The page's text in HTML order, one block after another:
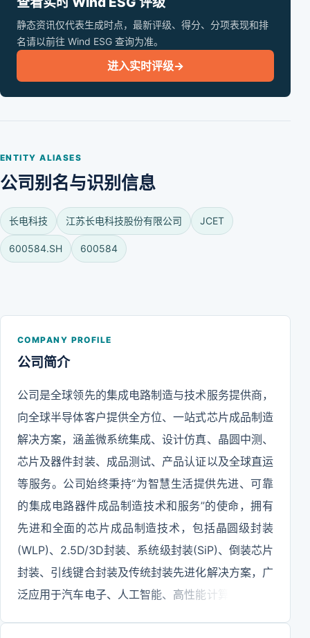
静态资讯仅代表生成时点，最新评级、得分、分项表现和排
名请以前往 Wind ESG 查询为准。
进入实时评级→
ENTITY ALIASES
公司别名与识别信息
长电科技 江苏长电科技股份有限公司 JCET
600584.SH 600584
COMPANY PROFILE
公司简介
公司是全球领先的集成电路制造与技术服务提供商，
向全球半导体客户提供全方位、一站式芯片成品制造
解决方案，涵盖微系统集成、设计仿真、晶圆中测、
芯片及器件封装、成品测试、产品认证以及全球直运
等服务。公司始终秉持“为智慧生活提供先进、可靠
的集成电路器件成品制造技术和服务”的使命，拥有
先进和全面的芯片成品制造技术，包括晶圆级封装
(WLP)、2.5D/3D封装、系统级封装(SiP)、倒装芯片
封装、引线键合封装及传统封装先进化解决方案，广
泛应用于汽车电子、人工智能、高性能计算、高密度